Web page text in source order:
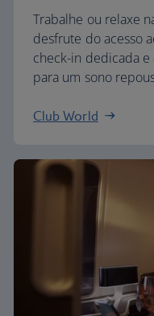
Trabalhe ou relaxe
desfrute do acesso
check-in dedicada
para um sono
Club World